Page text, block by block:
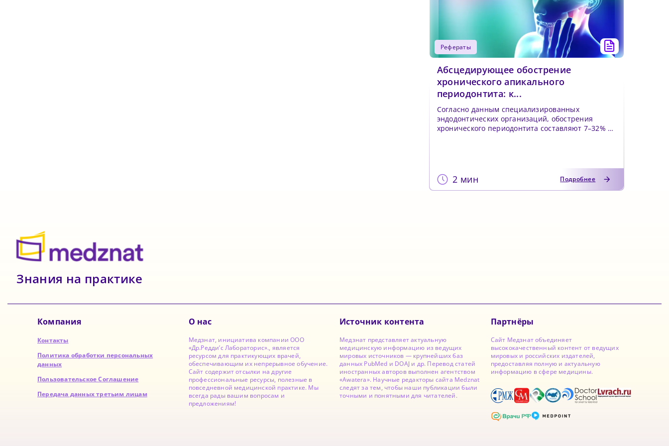
рефераты
Абсцедирующее обострение
хронического апикального
периодонтита: к...
Согласно данным специализированных
эндодонтических организаций, обострения
хронического периодонтита составляют 7–32% от
2 мин Подробнее
Знания на практике
Компания
Контакты
Политика обработки персональных
данных
Пользовательское Соглашение
Передача данных третьим лицам
О нас
Медзнат, инициатива компании ООО
«Др.Редди’с Лабораторис»., является
ресурсом для практикующих врачей,
обеспечивающим их непрерывное обучение.
Сайт содержит отсылки на другие
профессиональные ресурсы, полезные в
повседневной медицинской практике. Мы
всегда рады вашим вопросам и
предложениям!
Источник контента
Медзнат представляет актуальную
медицинскую информацию из ведущих
мировых источников — крупнейших баз
данных PubMed и DOAJ и др. Перевод статей
иностранных авторов выполнен агентством
«Awatera». Научные редакторы сайта Medznat
следят за тем, чтобы наши публикации были
точными и понятными для читателей.
Партнёры
Сайт Медзнат объединяет
высококачественный контент от ведущих
мировых и российских издателей,
предоставляя полную и актуальную
информацию в сфере медицины.